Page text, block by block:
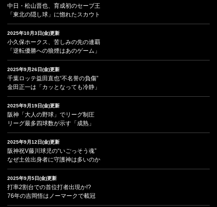
中日・松山晋也、育成初のセーブ王
「東北の隠し球」に惚れたスカウト
2025年10月3日(金)更新
小久保ホークス、苦しみの先の連覇
「逆転優勝への狼煙はあのゲーム」
2025年9月26日(金)更新
千葉ロッテ益田直也“不名誉の負傷”
金田正一は「カッとなっても冷静」
2025年9月19日(金)更新
阪神「大人の野球」でリーグ制圧
リーグ最多四球数が示す「成熟」
2025年9月12日(金)更新
阪神祝V藤川球児の“いごっそう魂”
なぜ土佐出身者に守護神は多いのか
2025年9月5日(金)更新
打率2割台での首位打者出現か!?
76年の吉岡悟はノーマークで載冠